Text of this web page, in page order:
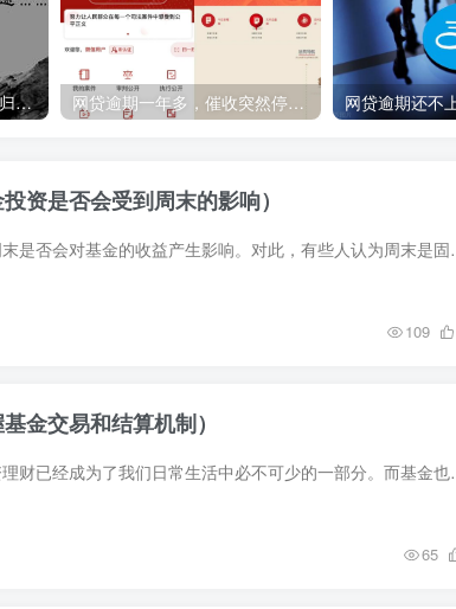
卖家内参电影推荐——《裸归》，看亿万富翁扮乞丐回家后的人情冷暖，体验一场全新的赚钱挑战活动 网贷逾期一年多，催收突然停了？知情人揭露内幕！
资是否会受到周末的影响）
最近，越来越多的人开始关注周末是否
109
金交易和结算机制）
随着金融市场的不断发展，投资理财已
65